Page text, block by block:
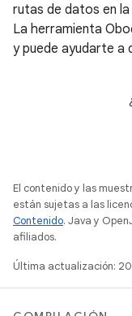
rutas de datos en
La herramienta
y puede ayudarte a
El contenido y las
están sujetas a las
Contenido. Java y
afiliados.
Última actualización: